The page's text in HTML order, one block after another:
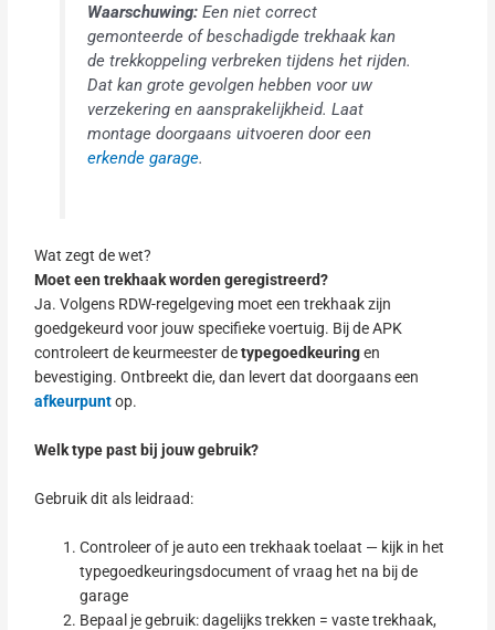
Waarschuwing:Een niet correct
gemonteerde of beschadigde trekhaak kan
de trekkoppeling verbreken tijdens het rijden.
Dat kan grote gevolgen hebben voor uw
verzekering en aansprakelijkheid. Laat
montage doorgaans uitvoeren door een
erkende garage.
Wat zegt de wet?
Moet een trekhaak worden geregistreerd?
Ja. Volgens RDW-regelgeving moet een trekhaak zijn
goedgekeurd voor jouw specifieke voertuig. Bij de APK
controleert de keurmeester detypegoedkeuringen
bevestiging. Ontbreekt die, dan levert dat doorgaans een
afkeurpuntop.
Welk type past bij jouw gebruik?
Gebruik dit als leidraad:
Controleer of je auto een trekhaak toelaat — kijk in het
typegoedkeuringsdocument of vraag het na bij de
garage
Bepaal je gebruik: dagelijks trekken = vaste trekhaak,